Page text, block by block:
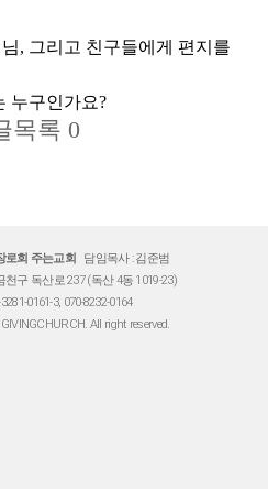
, 그리고 친구들에게 편지를
누구인가요?
목록 0
로회 주는교회
담임목사 : 김준범
천구 독산로 237 (독산 4동 1019-23)
0161-3, 070-8232-0164
All right reserved.